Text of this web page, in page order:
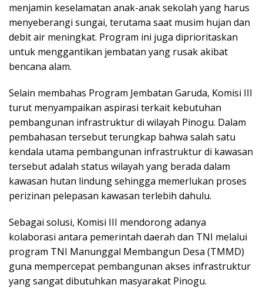
menjamin keselamatan anak-anak sekolah yang harus
menyeberangi sungai, terutama saat musim hujan dan
debit air meningkat. Program ini juga diprioritaskan
untuk menggantikan jembatan yang rusak akibat
bencana alam.
Selain membahas Program Jembatan Garuda, Komisi III
turut menyampaikan aspirasi terkait kebutuhan
pembangunan infrastruktur di wilayah Pinogu. Dalam
pembahasan tersebut terungkap bahwa salah satu
kendala utama pembangunan infrastruktur di kawasan
tersebut adalah status wilayah yang berada dalam
kawasan hutan lindung sehingga memerlukan proses
perizinan pelepasan kawasan terlebih dahulu.
Sebagai solusi, Komisi III mendorong adanya
kolaborasi antara pemerintah daerah dan TNI melalui
program TNI Manunggal Membangun Desa (TMMD)
guna mempercepat pembangunan akses infrastruktur
yang sangat dibutuhkan masyarakat Pinogu.